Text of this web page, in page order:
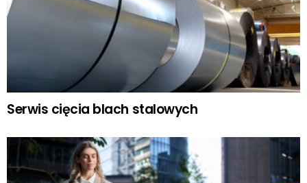
Serwis cięcia blach stalowych